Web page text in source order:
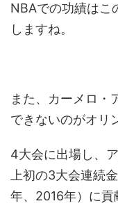
NBAでの功績はこ
しますね。
また、カーメロ・
できないのがオリ
4大会に出場し、
上初の3大会連続
年、2016年）に貢